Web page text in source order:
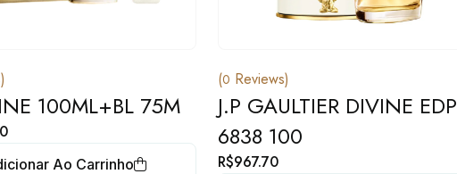
100ML+BL 75M
Ao Carrinho
(0 Reviews)
J.P GAULTIER DIVINE EDP
6838 100
R$967.70